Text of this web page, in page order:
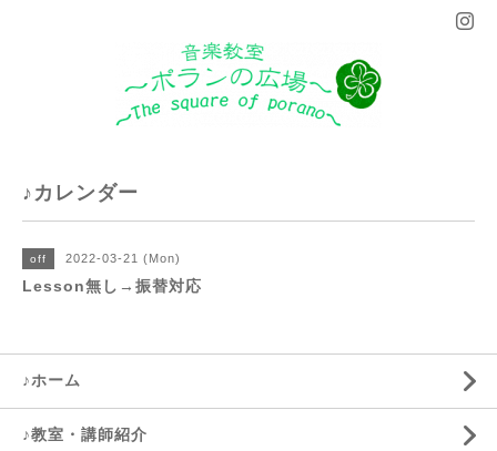
♪カレンダー
off 2022-03-21 (Mon)
Lesson無し→振替対応
♪ホーム
♪教室・講師紹介